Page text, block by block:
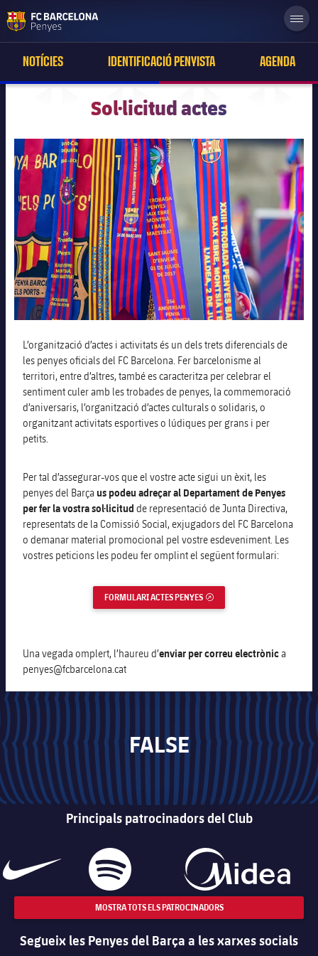
label.aria.penyeslogo
NOTÍCIES IDENTIFICACIÓ PENYISTA AGENDA
plusicon
més
Catalunya
Resta d'Espanya
Món
Sol·licitud actes
L’organització d’actes i activitats és un dels trets diferencials de
les penyes oficials del FC Barcelona. Fer barcelonisme al
territori, entre d’altres, també es caracteritza per celebrar el
sentiment culer amb les trobades de penyes, la commemoració
d’aniversaris, l’organització d’actes culturals o solidaris, o
organitzant activitats esportives o lúdiques per grans i per
petits.
Per tal d’assegurar-vos que el vostre acte sigui un èxit, les
penyes del Barça us podeu adreçar al Departament de Penyes
per fer la vostra sol·licitud de representació de Junta Directiva,
representats de la Comissió Social, exjugadors del FC Barcelona
o demanar material promocional pel vostre esdeveniment. Les
vostres peticions les podeu fer omplint el següent formulari:
FORMULARI ACTES PENYES
Una vegada omplert, l’haureu d’enviar per correu electrònica
penyes@fcbarcelona.cat
FALSE
Principals patrocinadors del Club
MOSTRA TOTS ELS PATROCINADORS
Segueix les Penyes del Barça a les xarxes socials